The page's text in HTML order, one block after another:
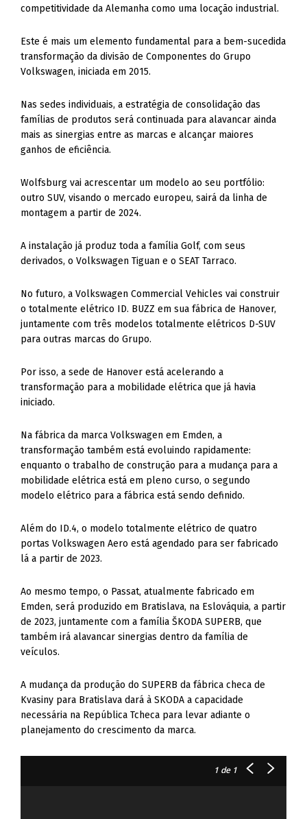
competitividade da Alemanha como uma locação industrial.
Este é mais um elemento fundamental para a bem-sucedida
transformação da divisão de Componentes do Grupo
Volkswagen, iniciada em 2015.
Nas sedes individuais, a estratégia de consolidação das
famílias de produtos será continuada para alavancar ainda
mais as sinergias entre as marcas e alcançar maiores
ganhos de eficiência.
Wolfsburg vai acrescentar um modelo ao seu portfólio:
outro SUV, visando o mercado europeu, sairá da linha de
montagem a partir de 2024.
A instalação já produz toda a família Golf, com seus
derivados, o Volkswagen Tiguan e o SEAT Tarraco.
No futuro, a Volkswagen Commercial Vehicles vai construir
o totalmente elétrico ID. BUZZ em sua fábrica de Hanover,
juntamente com três modelos totalmente elétricos D-SUV
para outras marcas do Grupo.
Por isso, a sede de Hanover está acelerando a
transformação para a mobilidade elétrica que já havia
iniciado.
Na fábrica da marca Volkswagen em Emden, a
transformação também está evoluindo rapidamente:
enquanto o trabalho de construção para a mudança para a
mobilidade elétrica está em pleno curso, o segundo
modelo elétrico para a fábrica está sendo definido.
Além do ID.4, o modelo totalmente elétrico de quatro
portas Volkswagen Aero está agendado para ser fabricado
lá a partir de 2023.
Ao mesmo tempo, o Passat, atualmente fabricado em
Emden, será produzido em Bratislava, na Eslováquia, a partir
de 2023, juntamente com a família ŠKODA SUPERB, que
também irá alavancar sinergias dentro da família de
veículos.
A mudança da produção do SUPERB da fábrica checa de
Kvasiny para Bratislava dará à SKODA a capacidade
necessária na República Tcheca para levar adiante o
planejamento do crescimento da marca.
1de 1